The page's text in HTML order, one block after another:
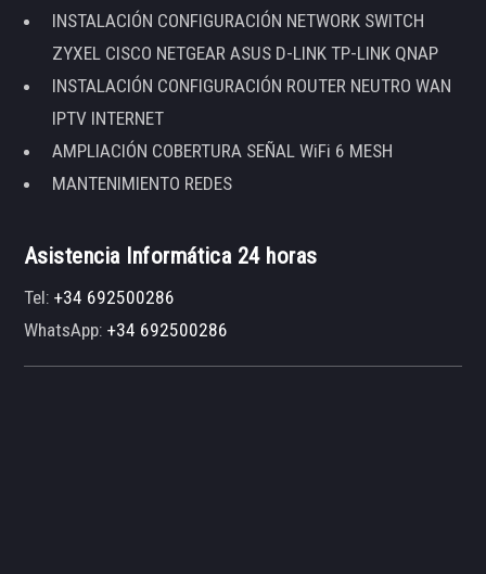
INSTALACIÓN CONFIGURACIÓN NETWORK SWITCH
ZYXEL CISCO NETGEAR ASUS D-LINK TP-LINK QNAP
INSTALACIÓN CONFIGURACIÓN ROUTER NEUTRO WAN
IPTV INTERNET
AMPLIACIÓN COBERTURA SEÑAL WiFi 6 MESH
MANTENIMIENTO REDES
Asistencia Informática 24 horas
Tel:+34 692500286
WhatsApp:+34 692500286